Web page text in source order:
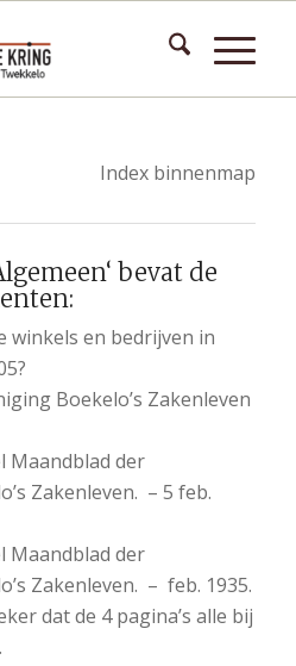
Index binnenmap
bevat de
winkels en bedrijven in
Boekelo’s Zakenleven
Maandblad der
Zakenleven. – 5 feb.
Maandblad der
Zakenleven. – feb. 1935.
dat de 4 pagina’s alle bij